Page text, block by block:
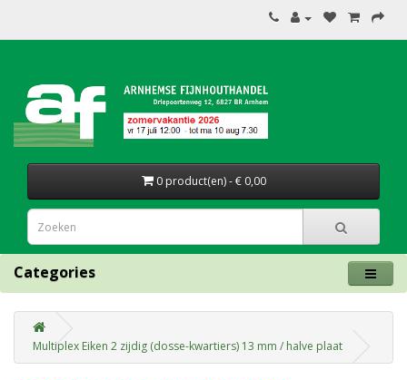
0 product(en) - € 0,00
Categories
Multiplex Eiken 2 zijdig (dosse-kwartiers) 13 mm / halve plaat